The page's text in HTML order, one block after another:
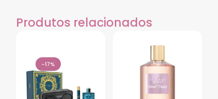
Produtos relacionados
-17%